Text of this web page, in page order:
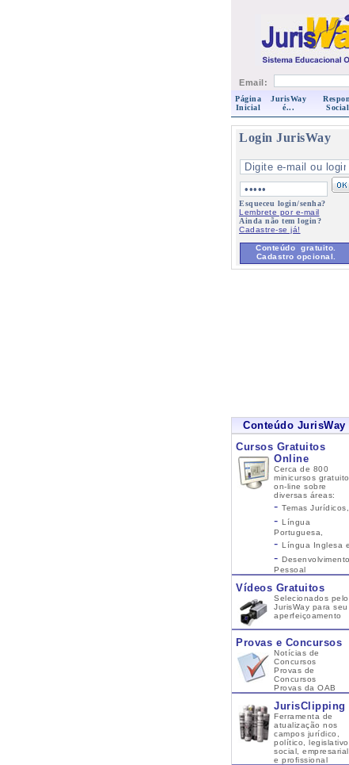
Email:
Página
Inicial
JurisWay
é...
Login JurisWay
Esqueceu login/senha?
Lembrete por e-mail
Ainda não tem login?
Cadastre-se já!
Conteúdo gratuito.
Cadastro opcional.
Conteúdo JurisWay
Cursos Gratuitos
Online
Cerca de 800
minicursos
on-line sobre
diversas áreas:
- Temas Jurídicos,
- Língua
Portuguesa,
- Língua Inglesa e
- Desenvolvimento
Pessoal
Vídeos Gratuitos
Selecionados pelo
JurisWay para seu
aperfeiçoamento
Provas e Concursos
Notícias de
Concursos
Provas de
Concursos
Provas da OAB
JurisClipping
Ferramenta de
atualização nos
campos jurídico,
político, legislativo,
social, empresarial
e profissional